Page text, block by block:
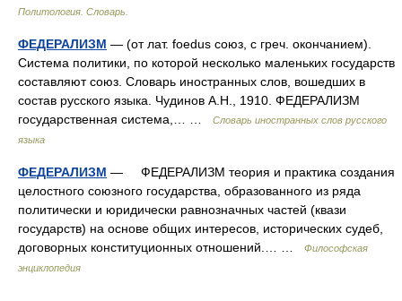
Политология. Словарь.
ФЕДЕРАЛИЗМ — (от лат. foedus союз, с греч. окончанием).
Система политики, по которой несколько маленьких государств
составляют союз. Словарь иностранных слов, вошедших в
состав русского языка. Чудинов А.Н., 1910. ФЕДЕРАЛИЗМ
государственная система,… …
Словарь иностранных слов русского
языка
ФЕДЕРАЛИЗМ — ФЕДЕРАЛИЗМ теория и практика создания
целостного союзного государства, образованного из ряда
политически и юридически равнозначных частей (квази
государств) на основе общих интересов, исторических судеб,
договорных конституционных отношений.… …
Философская
энциклопедия